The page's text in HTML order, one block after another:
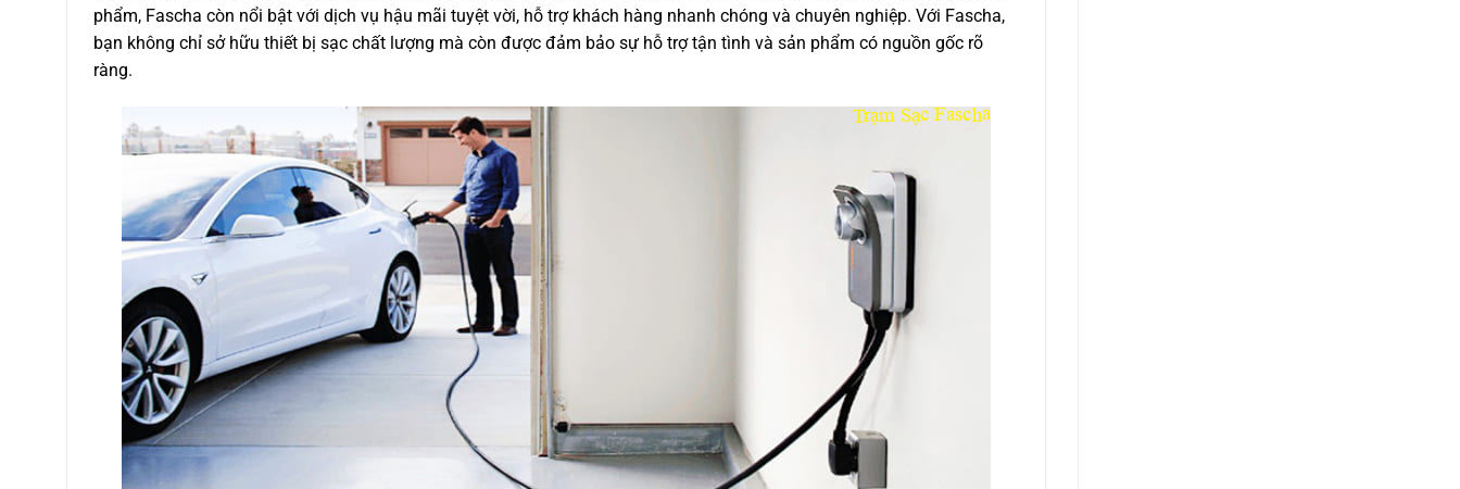
phẩm, Fascha còn nổi bật với dịch vụ hậu mãi tuyệt vời, hỗ trợ khách hàng nhanh chóng và chuyên nghiệp. Với Fascha,
bạn không chỉ sở hữu thiết bị sạc chất lượng mà còn được đảm bảo sự hỗ trợ tận tình và sản phẩm có nguồn gốc rõ
ràng.